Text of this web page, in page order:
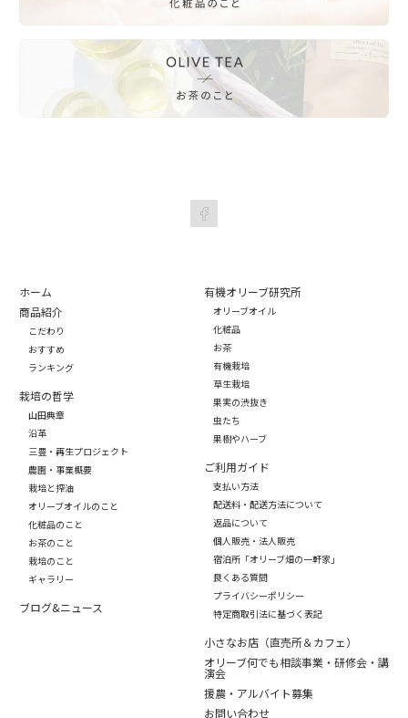
ホーム
商品紹介
こだわり
おすすめ
ランキング
栽培の哲学
山田典章
沿革
三豊・再生プロジェクト
農園・事業概要
栽培と搾油
オリーブオイルのこと
化粧品のこと
お茶のこと
栽培のこと
ギャラリー
ブログ&ニュース
有機オリーブ研究所
オリーブオイル
化粧品
お茶
有機栽培
草生栽培
果実の渋抜き
虫たち
果樹やハーブ
ご利用ガイド
支払い方法
配送料・配送方法について
返品について
個人販売・法人販売
宿泊所「オリーブ畑の一軒家」
良くある質問
プライバシーポリシー
特定商取引法に基づく表記
小さなお店（直売所＆カフェ）
オリーブ何でも相談事業・研修会・講
演会
援農・アルバイト募集
お問い合わせ